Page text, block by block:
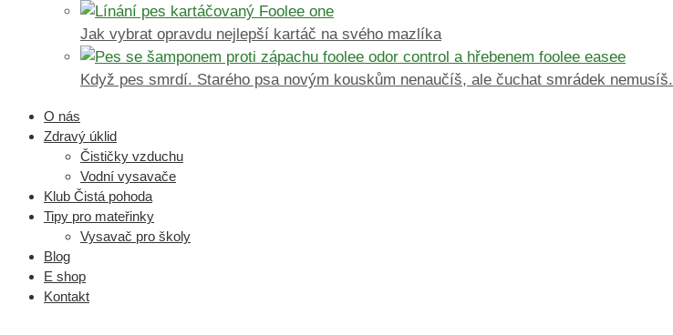
Jak vybrat opravdu nejlepší kartáč na svého mazlíka
Když pes smrdí. Starého psa novým kouskům nenaučíš, ale čuchat smrádek nemusíš.
O nás
Zdravý úklid
Čističky vzduchu
Vodní vysavače
Klub Čistá pohoda
Tipy pro mateřinky
Vysavač pro školy
Blog
E shop
Kontakt